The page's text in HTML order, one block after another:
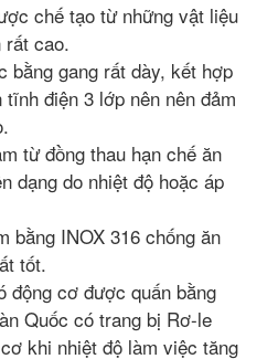
chế tạo từ những vật liệu
rất cao.
bằng gang rất dày, kết hợp
điện 3 lớp nên nên đảm
từ đồng thau hạn chế ăn
dạng do nhiệt độ hoặc áp
bằng INOX 316 chống ăn
tốt.
động cơ được quấn bằng
Quốc có trang bị Rơ-le
khi nhiệt độ làm việc tăng